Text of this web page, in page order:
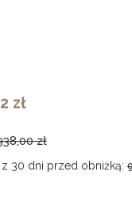
zł
zł
z 30 dni przed obniżką: